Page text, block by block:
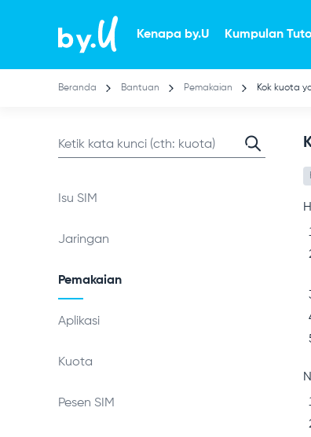
Kenapa by.U Kumpulan
Beranda Bantuan Pemakaian Kok kuota
Isu SIM
Jaringan
Pemakaian
Aplikasi
Kuota
Pesen SIM